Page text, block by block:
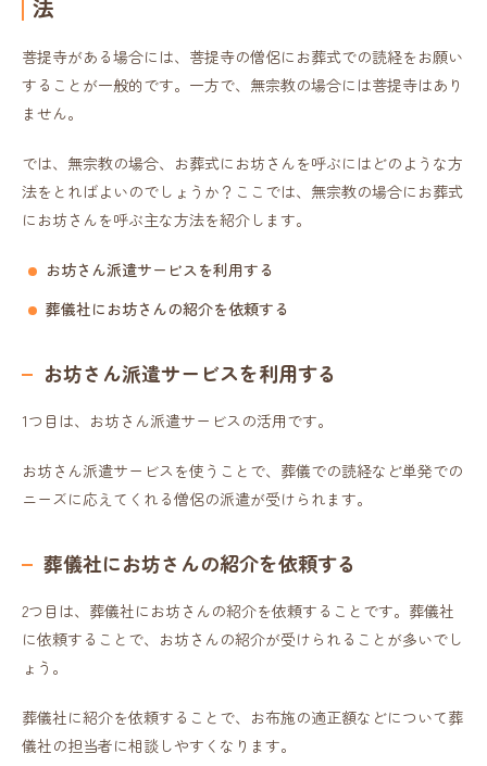
法
菩提寺がある場合には、菩提寺の僧侶にお葬式での読経をお願い
することが一般的です。一方で、無宗教の場合には菩提寺はあり
ません。
では、無宗教の場合、お葬式にお坊さんを呼ぶにはどのような方
法をとればよいのでしょうか？ここでは、無宗教の場合にお葬式
にお坊さんを呼ぶ主な方法を紹介します。
お坊さん派遣サービスを利用する
葬儀社にお坊さんの紹介を依頼する
お坊さん派遣サービスを利用する
1つ目は、お坊さん派遣サービスの活用です。
お坊さん派遣サービスを使うことで、葬儀での読経など単発での
ニーズに応えてくれる僧侶の派遣が受けられます。
葬儀社にお坊さんの紹介を依頼する
2つ目は、葬儀社にお坊さんの紹介を依頼することです。葬儀社
に依頼することで、お坊さんの紹介が受けられることが多いでし
ょう。
葬儀社に紹介を依頼することで、お布施の適正額などについて葬
儀社の担当者に相談しやすくなります。